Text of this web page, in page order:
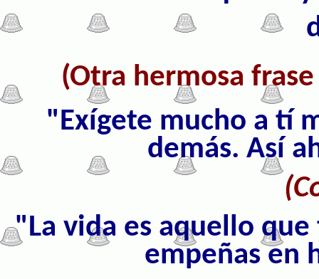
(Otra hermosa
"Exígete mucho a tí
demás. Así
"La vida es aquello
empeñas en